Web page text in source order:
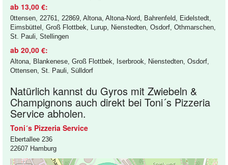
ab 13,00 €:
0ttensen, 22761, 22869, Altona, Altona-Nord, Bahrenfeld, Eidelstedt,
Eimsbüttel, Groß Flottbek, Lurup, Nienstedten, Osdorf, Othmarschen,
St. Pauli, Stellingen
ab 20,00 €:
Altona, Blankenese, Groß Flottbek, Iserbrook, Nienstedten, Osdorf,
Ottensen, St. Pauli, Sülldorf
Natürlich kannst du Gyros mit Zwiebeln &
Champignons auch direkt bei Toni´s Pizzeria
Service abholen.
Toni´s Pizzeria Service
Ebertallee 236
22607 Hamburg